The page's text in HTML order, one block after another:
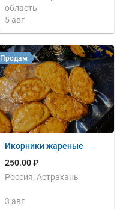
область
5 авг
Икорники жареные
250.00 ₽
Россия, Астрахань
3 авг
Продам